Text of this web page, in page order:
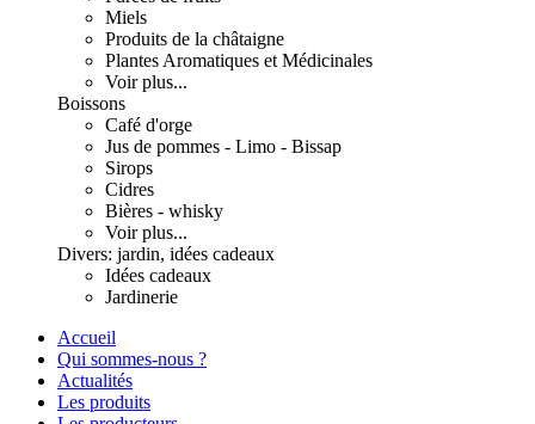
Miels
Produits de la châtaigne
Plantes Aromatiques et Médicinales
Voir plus...
Boissons
Café d'orge
Jus de pommes - Limo - Bissap
Sirops
Cidres
Bières - whisky
Voir plus...
Divers: jardin, idées cadeaux
Idées cadeaux
Jardinerie
Accueil
Qui sommes-nous ?
Actualités
Les produits